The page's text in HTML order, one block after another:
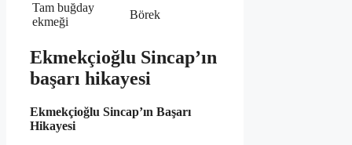
Tam buğday
ekmeği
Börek
Ekmekçioğlu Sincap’ın
başarı hikayesi
Ekmekçioğlu Sincap’ın Başarı
Hikayesi